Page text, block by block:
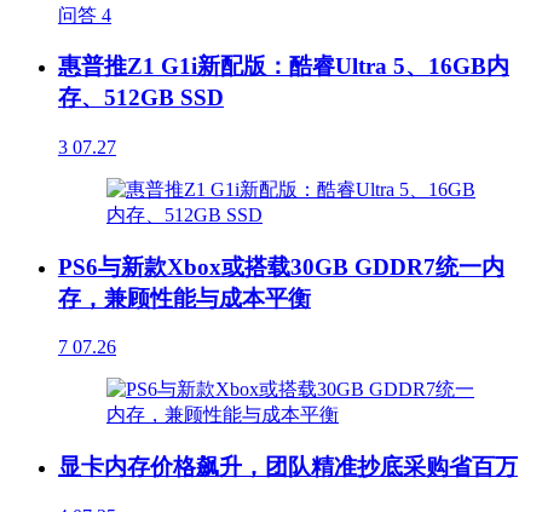
问答 4
惠普推Z1 G1i新配版：酷睿Ultra 5、16GB内
存、512GB SSD
3 07.27
PS6与新款Xbox或搭载30GB GDDR7统一内
存，兼顾性能与成本平衡
7 07.26
显卡内存价格飙升，团队精准抄底采购省百万